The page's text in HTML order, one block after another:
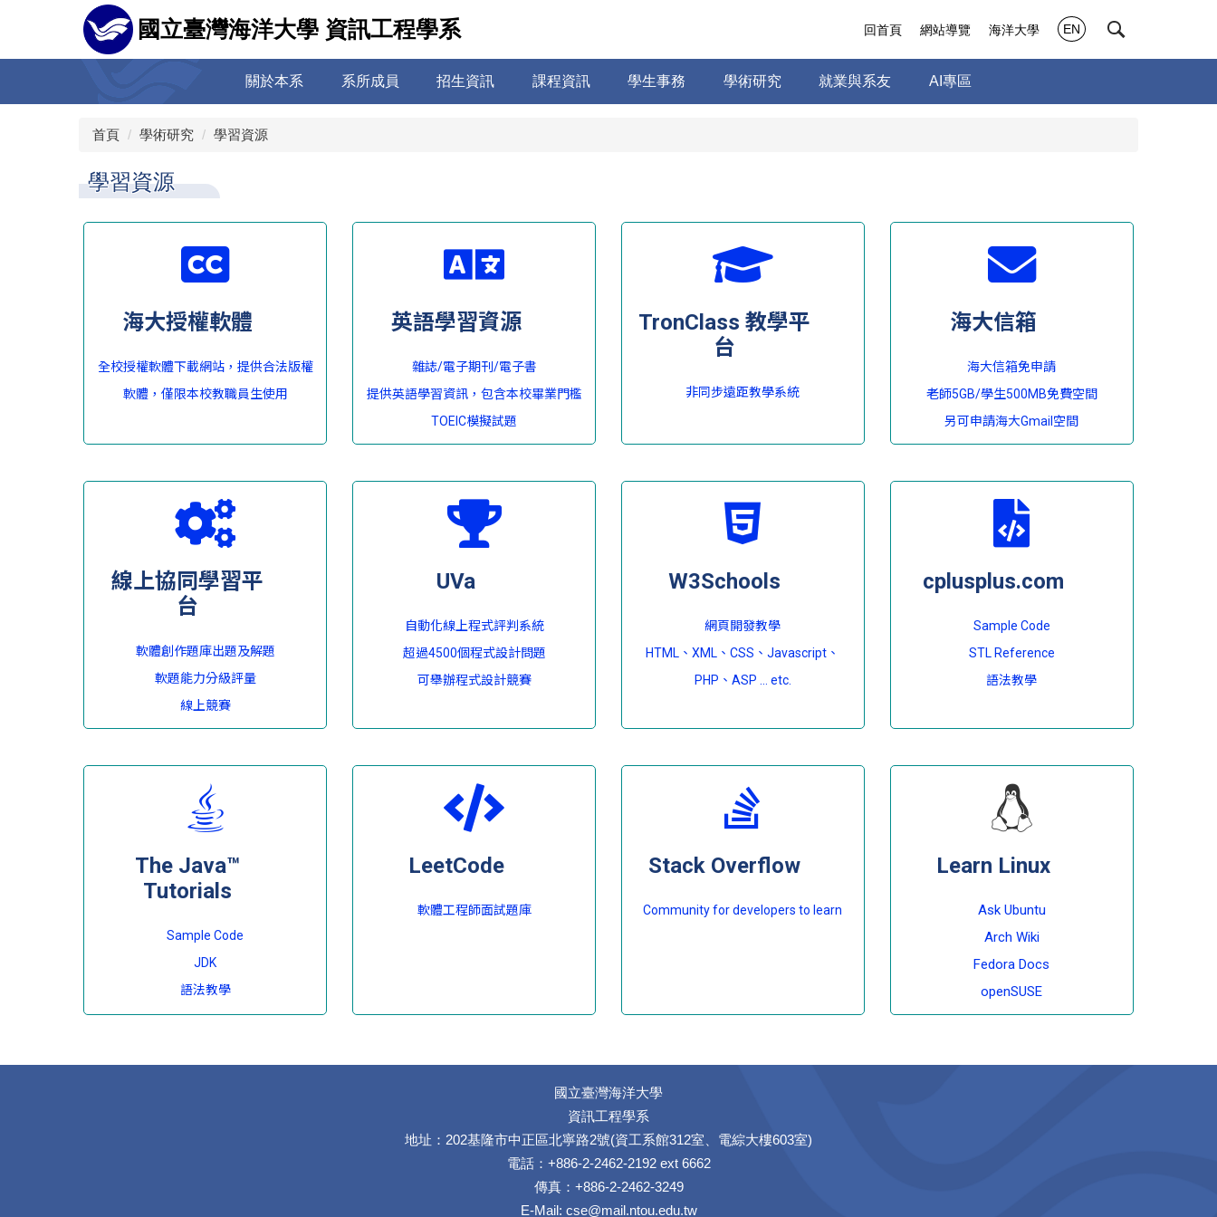
國立臺灣海洋大學 資訊工程學系 回首頁 網站導覽 海洋大學 EN
關於本系 系所成員 招生資訊 課程資訊 學生事務 學術研究 就業與系友 AI專區
首頁 學術研究 學習資源
學習資源
海大授權軟體
全校授權軟體下載網站，提供合法版權
軟體，僅限本校教職員生使用
英語學習資源
雜誌/電子期刊/電子書
提供英語學習資訊，包含本校畢業門檻
TOEIC模擬試題
TronClass 教學平
台
非同步遠距教學系統
海大信箱
海大信箱免申請
老師5GB/學生500MB免費空間
另可申請海大Gmail空間
線上協同學習平
台
軟體創作題庫出題及解題
軟題能力分級評量
線上競賽
UVa
自動化線上程式評判系統
超過4500個程式設計問題
可舉辦程式設計競賽
W3Schools
網頁開發教學
HTML、XML、CSS、Javascript、
PHP、ASP ... etc.
cplusplus.com
Sample Code
STL Reference
語法教學
The Java™
Tutorials
Sample Code
JDK
語法教學
LeetCode
軟體工程師面試題庫
Stack Overflow
Community for developers to learn
Learn Linux
Ask Ubuntu
Arch Wiki
Fedora Docs
openSUSE
國立臺灣海洋大學
資訊工程學系
地址：202基隆市中正區北寧路2號(資工系館312室、電綜大樓603室)
電話：+886-2-2462-2192 ext 6662
傳真：+886-2-2462-3249
E-Mail: cse@mail.ntou.edu.tw